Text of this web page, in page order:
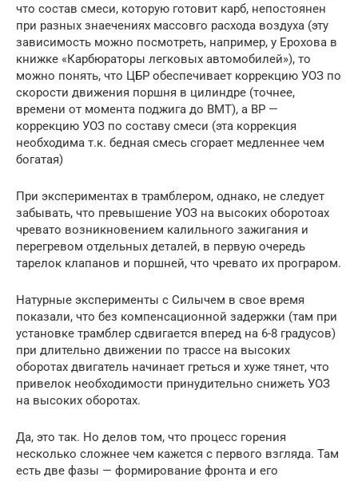
что состав смеси, которую готовит карб, непостоянен
при разных знаечениях массовго расхода воздуха (эту
зависимость можно посмотреть, например, у Ерохова в
книжке «Карбюраторы легковых автомобилей»), то
можно понять, что ЦБР обеспечивает коррекцию УОЗ по
скорости движения поршня в цилиндре (точнее,
времени от момента поджига до ВМТ), а ВР —
коррекцию УОЗ по составу смеси (эта коррекция
необходима т.к. бедная смесь сгорает медленнее чем
богатая)
При экспериментах в трамблером, однако, не следует
забывать, что превышение УОЗ на высоких оборотоах
чревато возникновением калильного зажигания и
перегревом отдельных деталей, в первую очередь
тарелок клапанов и поршней, что чревато их програром.
Натурные эксперименты с Силычем в свое время
показали, что без компенсационной задержки (там при
установке трамблер сдвигается вперед на 6-8 градусов)
при длительно движении по трассе на высоких
оборотах двигатель начинает греться и хуже тянет, что
привелок необходимости принудительно снижеть УОЗ
на высоких оборотах.
Да, это так. Но делов том, что процесс горения
несколько сложнее чем кажется с первого взгляда. Там
есть две фазы — формирование фронта и его